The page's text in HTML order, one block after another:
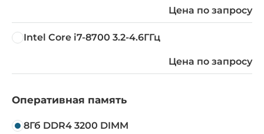
Цена по запросу
Intel Core i7-8700 3.2-4.6ГГц
Цена по запросу
Оперативная память
8Гб DDR4 3200 DIMM